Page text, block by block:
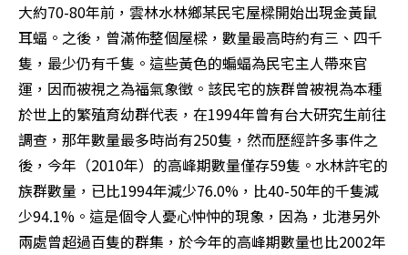
大約70-80年前，雲林水林鄉某民宅屋樑開始出現金黃鼠
耳蝠。之後，曾滿佈整個屋樑，數量最高時約有三、四千
隻，最少仍有千隻。這些黃色的蝙蝠為民宅主人帶來官
運，因而被視之為福氣象徵。該民宅的族群曾被視為本種
於世上的繁殖育幼群代表，在1994年曾有台大研究生前往
調查，那年數量最多時尚有250隻，然而歷經許多事件之
後，今年（2010年）的高峰期數量僅存59隻。水林許宅的
族群數量，已比1994年減少76.0%，比40-50年的千隻減
少94.1%。這是個令人憂心忡忡的現象，因為，北港另外
兩處曾超過百隻的群集，於今年的高峰期數量也比2002年